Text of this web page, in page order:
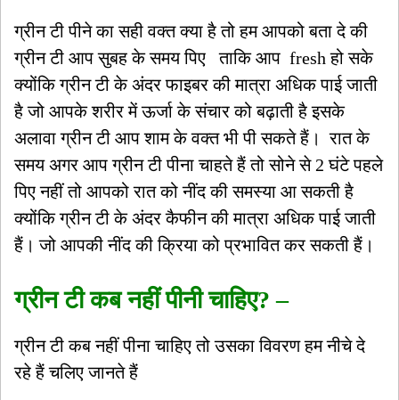
ग्रीन टी पीने का सही वक्त क्या है तो हम आपको बता दे की
ग्रीन टी आप सुबह के समय पिए ताकि आप fresh हो सके
क्योंकि ग्रीन टी के अंदर फाइबर की मात्रा अधिक पाई जाती
है जो आपके शरीर में ऊर्जा के संचार को बढ़ाती है इसके
अलावा ग्रीन टी आप शाम के वक्त भी पी सकते हैं। रात के
समय अगर आप ग्रीन टी पीना चाहते हैं तो सोने से 2 घंटे पहले
पिए नहीं तो आपको रात को नींद की समस्या आ सकती है
क्योंकि ग्रीन टी के अंदर कैफीन की मात्रा अधिक पाई जाती
हैं। जो आपकी नींद की क्रिया को प्रभावित कर सकती हैं।
ग्रीन टी कब नहीं पीनी चाहिए? –
ग्रीन टी कब नहीं पीना चाहिए तो उसका विवरण हम नीचे दे
रहे हैं चलिए जानते हैं